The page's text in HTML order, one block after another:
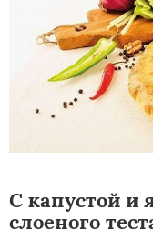
С капустой и
слоеного